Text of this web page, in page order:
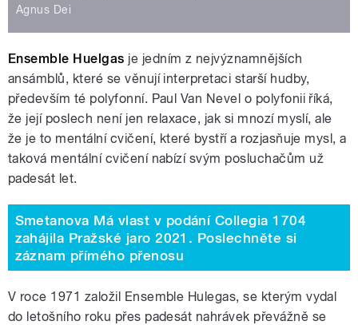
Agnus Dei
Ensemble Huelgas je jedním z nejvýznamnějších
ansámblů, které se věnují interpretaci starší hudby,
především té polyfonní. Paul Van Nevel o polyfonii říká,
že její poslech není jen relaxace, jak si mnozí myslí, ale
že je to mentální cvičení, které bystří a rozjasňuje mysl, a
taková mentální cvičení nabízí svým posluchačům už
padesát let.
Smetanova Má vlast v podání Collegia 1704
zahájila Pražské jaro 2021. Poslechněte si
záznam přímého přenosu
V roce 1971 založil Ensemble Hulegas, se kterým vydal
do letošního roku přes padesát nahrávek převážně se